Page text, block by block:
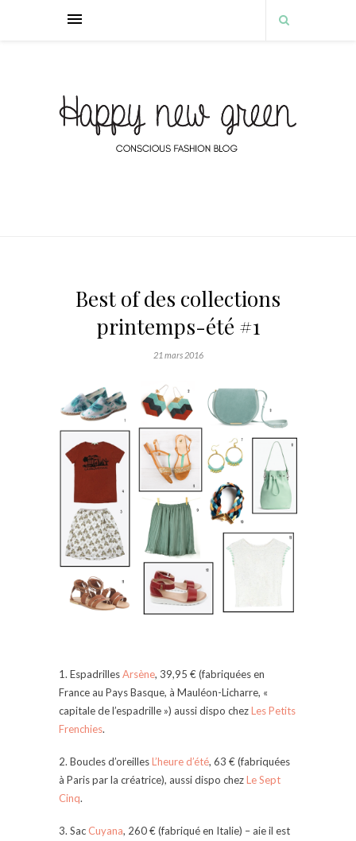
Best of des collections
printemps-été #1
21 mars 2016
1. EspadrillesArsène, 39,95 € (fabriquées en
France au Pays Basque, à Mauléon-Licharre, «
capitale de l’espadrille ») aussi dispo chezLes Petits
Frenchies.
2. Boucles d’oreillesL’heure d’été, 63 € (fabriquées
à Paris par la créatrice), aussi dispo chezLe Sept
Cinq.
3. Sac Cuyana, 260 € (fabriqué en Italie) – aie il est